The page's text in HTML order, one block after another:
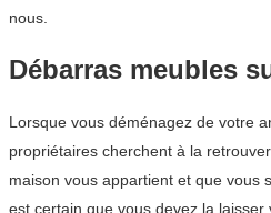
nous.
Débarras meubles
Lorsque vous déménagez de votre
propriétaires cherchent à la
maison vous appartient et que vous
est certain que vous devez la